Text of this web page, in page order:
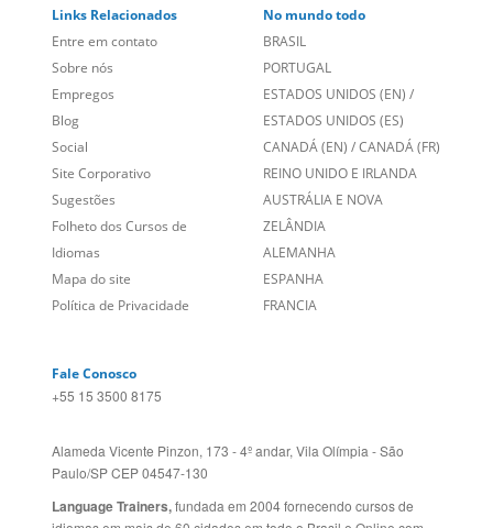
Links Relacionados
Entre em contato
Sobre nós
Empregos
Blog
Social
Site Corporativo
Sugestões
Folheto dos Cursos de
Idiomas
No mundo todo
BRASIL
PORTUGAL
ESTADOS UNIDOS (EN)/
ESTADOS UNIDOS (ES)
CANADÁ (EN) /CANADÁ (FR)
REINO UNIDO E IRLANDA
AUSTRÁLIA E NOVA
ZELÂNDIA
ALEMANHA
+55 15 3500 8175
Alameda Vicente Pinzon, 173 - 4º andar, Vila Olímpia - São